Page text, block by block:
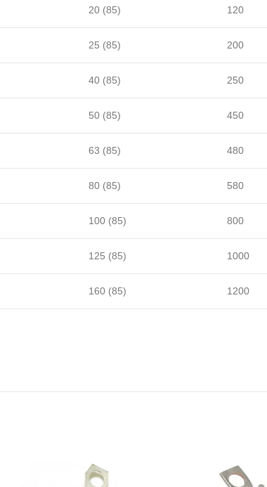
20 (85) 120
25 (85) 200
40 (85) 250
50 (85) 450
63 (85) 480
80 (85) 580
100 (85) 800
125 (85) 1000
160 (85) 1200